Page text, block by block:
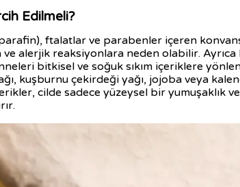
Edilmeli?
ftalatlar ve parabenler içeren
alerjik reaksiyonlara neden olabilir.
bitkisel ve soğuk sıkım içeriklere
kuşburnu çekirdeği yağı, jojoba veya
cilde sadece yüzeysel bir yumuşaklık